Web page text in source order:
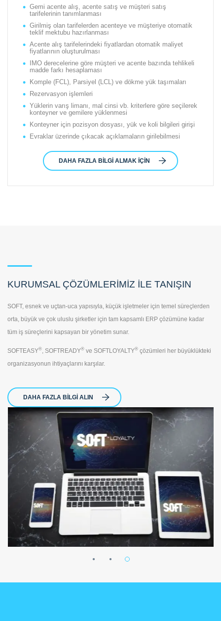
Gemi acente alış, acente satış ve müşteri satış
tarifelerinin tanımlanması
Girilmiş olan tarifelerden acenteye ve müşteriye otomatik
teklif mektubu hazırlanması
Acente alış tarifelerindeki fiyatlardan otomatik maliyet
fiyatlarının oluşturulması
IMO derecelerine göre müşteri ve acente bazında tehlikeli
madde farkı hesaplaması
Komple (FCL), Parsiyel (LCL) ve dökme yük taşımaları
Rezervasyon işlemleri
Yüklerin varış limanı, mal cinsi vb. kriterlere göre seçilerek
konteyner ve gemilere yüklenmesi
Konteyner için pozisyon dosyası, yük ve koli bilgileri girişi
Evraklar üzerinde çıkacak açıklamaların girilebilmesi
DAHA FAZLA BILGI ALMAK IÇIN
KURUMSAL ÇÖZÜMLERİMİZ İLE TANIŞIN
SOFT, esnek ve uçtan-uca yapısıyla, küçük işletmeler için temel süreçlerden
orta, büyük ve çok uluslu şirketler için tam kapsamlı ERP çözümüne kadar
tüm iş süreçlerini kapsayan bir yönetim sunar.
SOFTEASY®, SOFTREADY® ve SOFTLOYALTY® çözümleri her büyüklükteki
organizasyonun ihtiyaçlarını karşılar.
DAHA FAZLA BILGI ALIN